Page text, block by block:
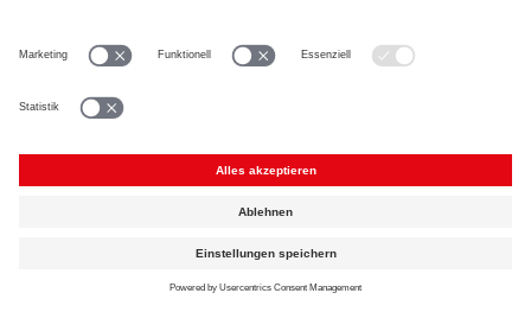
Hintergrund habe der Bundesrat in Aussicht gestellt,
dass er «unter Einbezug aller für die betroffenen
Rechtsbereiche federführenden Bundesstellen eine
politische Auslegeordnung erarbeiten und bis Ende 2024
sektorielle und, wenn nötig, horizontale Massnahmen
aufzeigen werde.
Der Nationalrat lehnte die Motion am 19.6.2025 ab.